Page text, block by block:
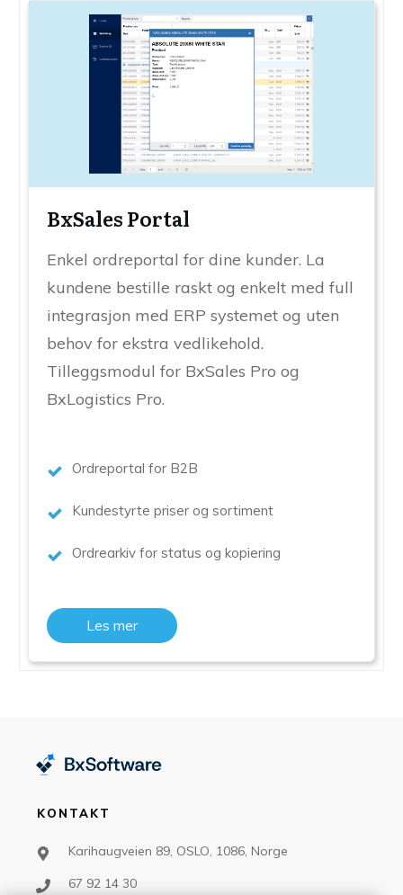
BxSales Portal
Enkel ordreportal for dine kunder. La
kundene bestille raskt og enkelt med full
integrasjon med ERP systemet og uten
behov for ekstra vedlikehold.
Tilleggsmodul for BxSales Pro og
BxLogistics Pro.
Ordreportal for B2B
Kundestyrte priser og sortiment
Ordrearkiv for status og kopiering
Les mer
KONTAKT
Karihaugveien 89, OSLO, 1086, Norge
67 92 14 30